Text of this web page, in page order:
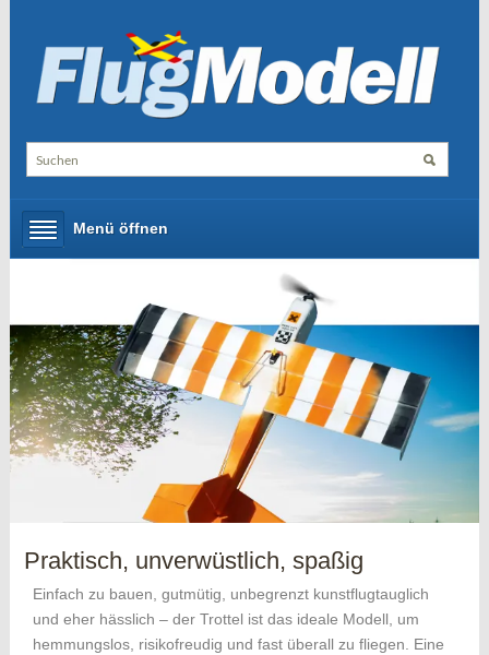
Menü öffnen
Praktisch, unverwüstlich, spaßig
Einfach zu bauen, gutmütig, unbegrenzt kunstflugtauglich
und eher hässlich – der Trottel ist das ideale Modell, um
hemmungslos, risikofreudig und fast überall zu fliegen. Eine